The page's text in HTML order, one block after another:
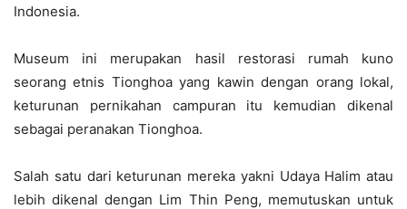
Indonesia.
Museum ini merupakan hasil restorasi rumah kuno
seorang etnis Tionghoa yang kawin dengan orang lokal,
keturunan pernikahan campuran itu kemudian dikenal
sebagai peranakan Tionghoa.
Salah satu dari keturunan mereka yakni Udaya Halim atau
lebih dikenal dengan Lim Thin Peng, memutuskan untuk